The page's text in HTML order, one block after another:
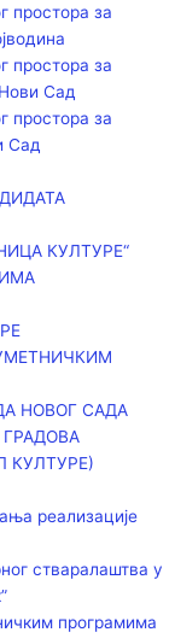
простора за
простора за
Сад
простора за
Сад
КУЛТУРЕ“
НОВОГ САДА
КУЛТУРЕ)
реализације
стваралаштва у
програмима